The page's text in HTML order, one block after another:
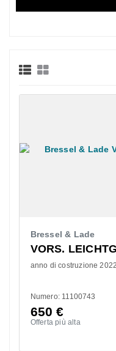
Bressel & Lade
VORS.
anno di costruzione 2022
Numero: 11100743
650€
Offerta più alta